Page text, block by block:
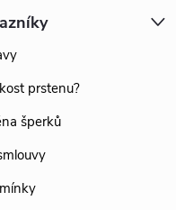
prstenu?
šperků